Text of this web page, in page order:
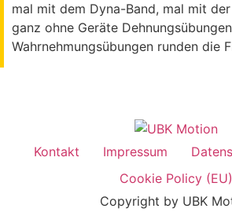
mal mit dem Dyna-Band, mal mit
ganz ohne Geräte
Wahrnehmungsübungen runden die
Kontakt Impressum
Cookie Policy (EU)
Copyright by UBK